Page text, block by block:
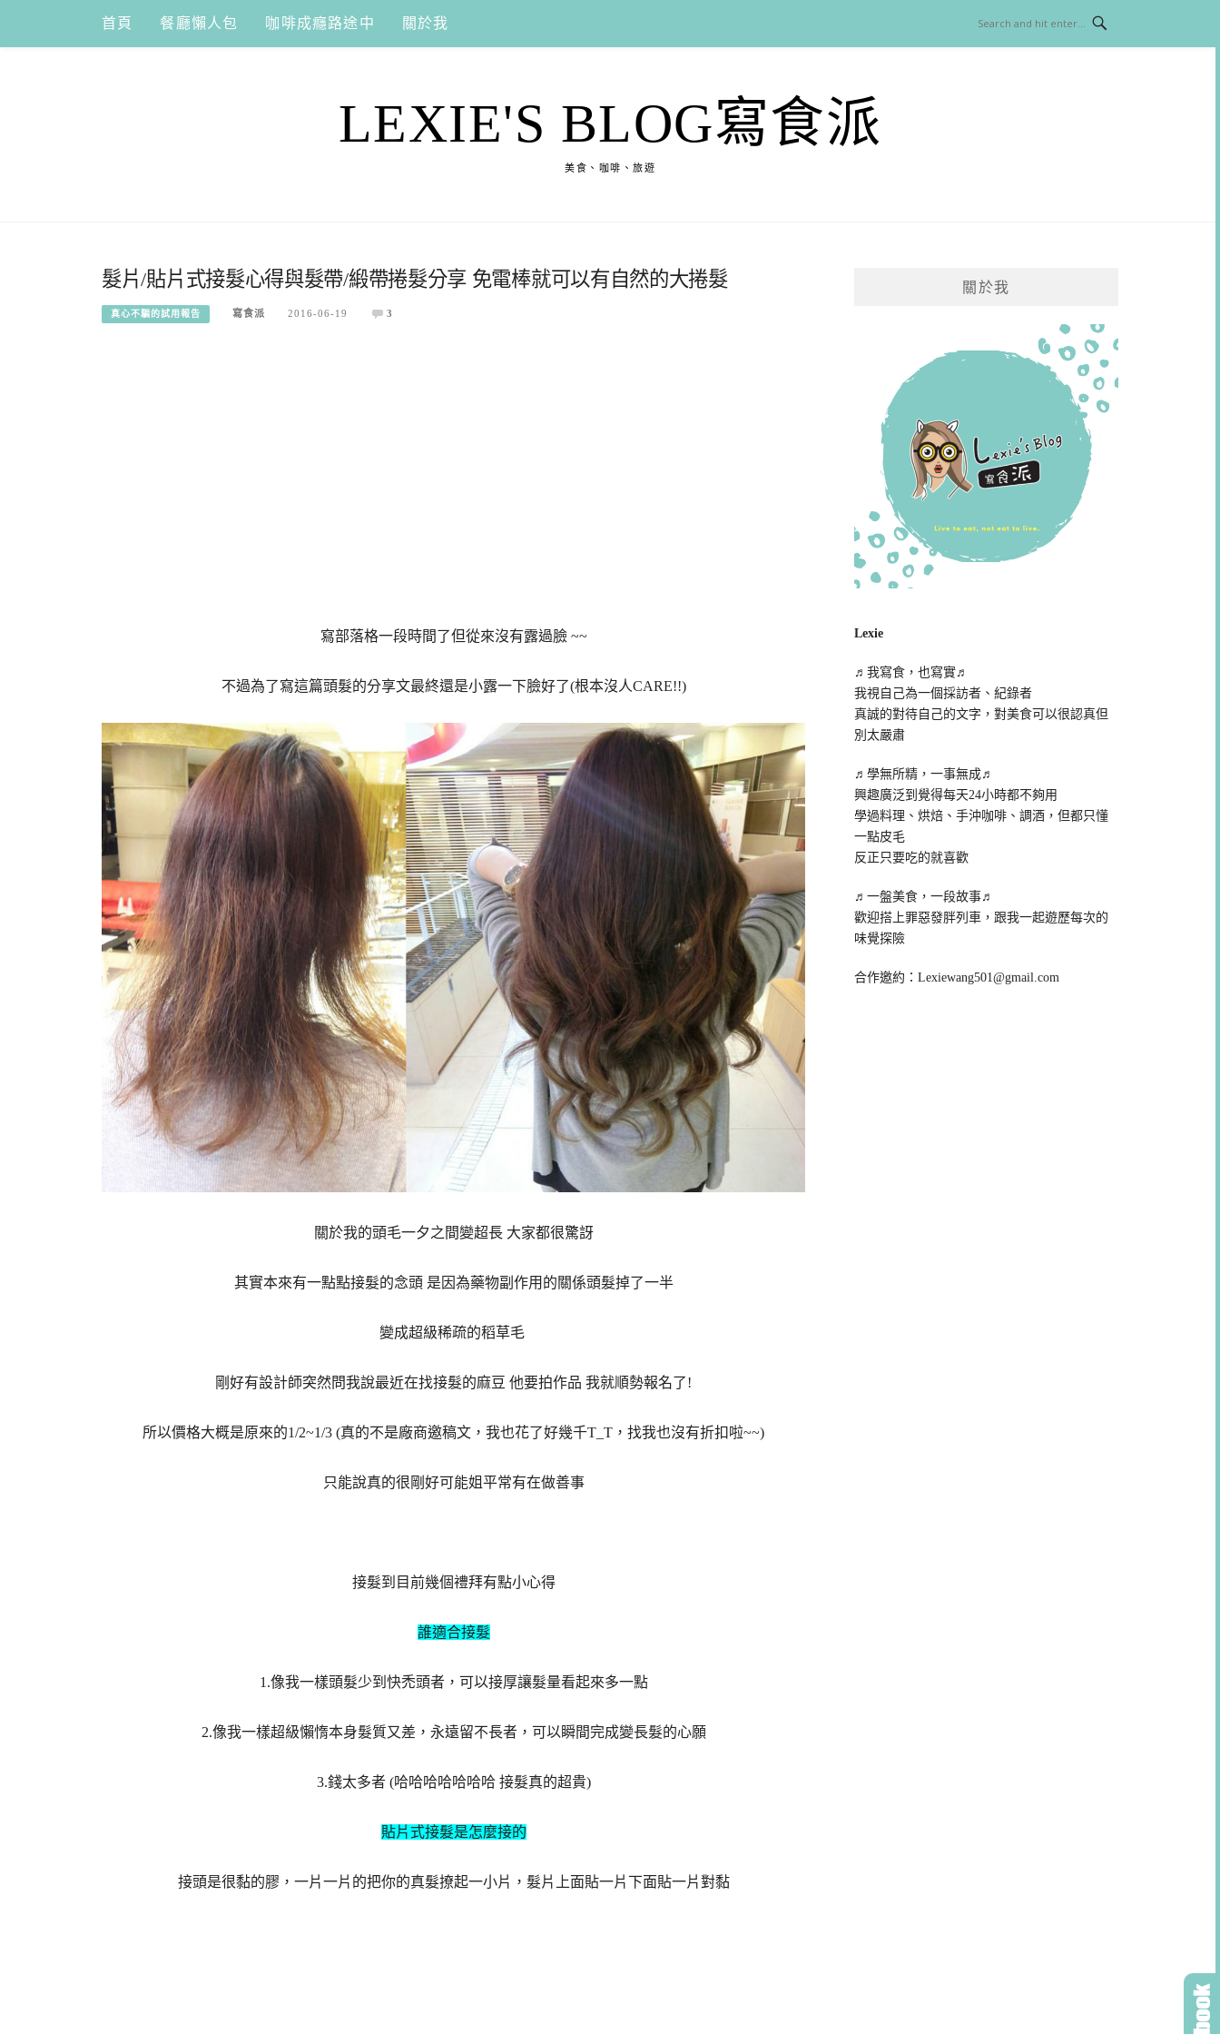
content
首頁 餐廳懶人包 咖啡成癮路途中 關於我
LEXIE'S BLOG寫食派
美食、咖啡、旅遊
髮片/貼片式接髮心得與髮帶/緞帶捲髮分享 免電棒就可以有自然的大捲髮
真心不騙的試用報告 寫食派 2016-06-19 3
寫部落格一段時間了但從來沒有露過臉 ~~
不過為了寫這篇頭髮的分享文最終還是小露一下臉好了(根本沒人CARE!!)
關於我的頭毛一夕之間變超長 大家都很驚訝
其實本來有一點點接髮的念頭 是因為藥物副作用的關係頭髮掉了一半
變成超級稀疏的稻草毛
剛好有設計師突然問我說最近在找接髮的麻豆 他要拍作品 我就順勢報名了!
所以價格大概是原來的1/2~1/3 (真的不是廠商邀稿文，我也花了好幾千T_T，找我也沒有折扣啦~~)
只能說真的很剛好可能姐平常有在做善事
接髮到目前幾個禮拜有點小心得
誰適合接髮
1.像我一樣頭髮少到快禿頭者，可以接厚讓髮量看起來多一點
2.像我一樣超級懶惰本身髮質又差，永遠留不長者，可以瞬間完成變長髮的心願
3.錢太多者 (哈哈哈哈哈哈哈 接髮真的超貴)
貼片式接髮是怎麼接的
接頭是很黏的膠，一片一片的把你的真髮撩起一小片，髮片上面貼一片下面貼一片對黏
關於我
Lexie
♬我寫食，也寫實♬
我視自己為一個採訪者、紀錄者
真誠的對待自己的文字，對美食可以很認真但
別太嚴肅
♬學無所精，一事無成♬
興趣廣泛到覺得每天24小時都不夠用
學過料理、烘焙、手沖咖啡、調酒，但都只懂
一點皮毛
反正只要吃的就喜歡
♬一盤美食，一段故事♬
歡迎搭上罪惡發胖列車，跟我一起遊歷每次的
味覺探險
合作邀約：Lexiewang501@gmail.com